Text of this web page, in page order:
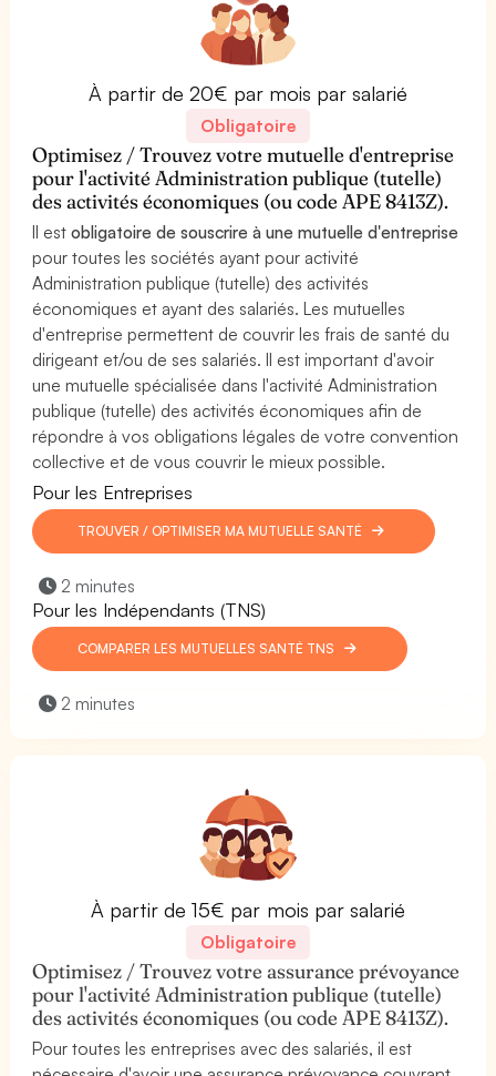
À partir de 20€ par mois par salarié
Obligatoire
Optimisez / Trouvez votre mutuelle d'entreprise
pour l'activité Administration publique (tutelle)
des activités économiques (ou code APE 8413Z).
Il estobligatoire de souscrire à une mutuelle d'entreprise
pour toutes les sociétés ayant pour activité
Administration publique (tutelle) des activités
économiques et ayant des salariés. Les mutuelles
d'entreprise permettent de couvrir les frais de santé du
dirigeant et/ou de ses salariés. Il est important d'avoir
une mutuelle spécialisée dans l'activité Administration
publique (tutelle) des activités économiques afin de
répondre à vos obligations légales de votre convention
collective et de vous couvrir le mieux possible.
Pour les Entreprises
TROUVER / OPTIMISER MA MUTUELLE SANTÉ
2 minutes
Pour les Indépendants (TNS)
COMPARER LES MUTUELLES SANTÉ TNS
2 minutes
À partir de 15€ par mois par salarié
Obligatoire
Optimisez / Trouvez votre assurance prévoyance
pour l'activité Administration publique (tutelle)
des activités économiques (ou code APE 8413Z).
Pour toutes les entreprises avec des salariés, il est